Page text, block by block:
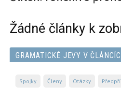
Žádné články k
GRAMATICKÉ JEVY V
Spojky Členy Otázky